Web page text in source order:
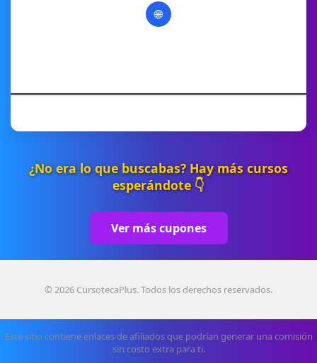
🌐
¿No era lo que buscabas? Hay más cursos
esperándote 👇
Ver más cupones
© 2026 CursotecaPlus. Todos los derechos reservados.
Este sitio contiene enlaces de afiliados que podrían generar una comisión
sin costo extra para ti.